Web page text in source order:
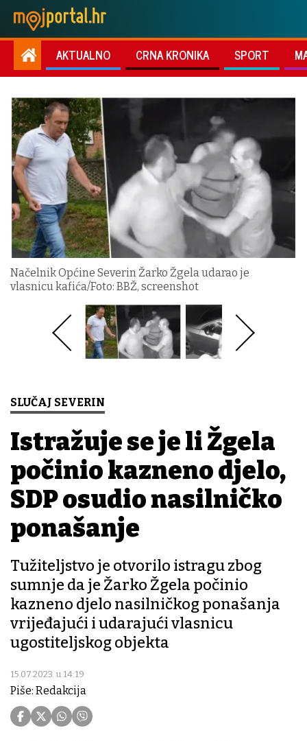
AKTUALNO CRNA KRONIKA SPORT
Načelnik Općine Severin Žarko Žgela udarao je
vlasnicu kafića/Foto: BBŽ, screenshot
SLUČAJ SEVERIN
Istražuje se je li Žgela
počinio kazneno djelo,
SDP osudio nasilničko
ponašanje
Tužiteljstvo je otvorilo istragu zbog
sumnje da je Žarko Žgela počinio
kazneno djelo nasilničkog ponašanja
vrijeđajući i udarajući vlasnicu
ugostiteljskog objekta
15.07.2023. u 14:19
Piše: Redakcija